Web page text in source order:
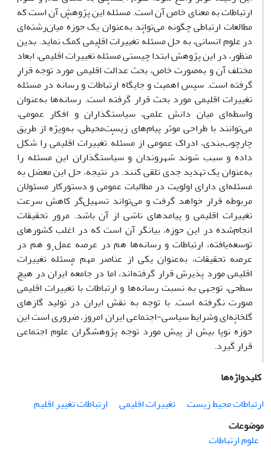
ارتباطات به معنای خاص آن است. مسئلهٔ این پژوهش آن است که
مطالعات ارتباطی چگونه می‌تواند به‌عنوان یک حوزهٔ میان‌رشته‌ای
در علوم انسانی، به حل مسئلهٔ تغییرات اقلیمی کمک نماید. بدین
منظور، در این پژوهش ابتدا چیستی مسئلهٔ تغییرات اقلیمی، ابعاد
مختلف آن و به‌صورت خاص، بحث عدالت اقلیمی مورد توجه قرار
گرفته است. سپس اهمیت و جایگاه ارتباطات و رسانه در مسئلهٔ
تغییرات اقلیمی مورد بحث قرار گرفته است. رسانه‌ها به‌عنوان
واسطه‌ای میان دانش علمی، سیاستگذاران و افکار عمومی،
می‌توانند با طراحی موثر پیام‌های زیست‌محیطی، به‌ویژه از طریق
چارچوب‌بندی، ادراک عمومی از مسئلهٔ تغییرات اقلیمی را شکل
داده و سبب شوند شهروندان و سیاستگذاران این مسئله را
به‌عنوان یک تهدید جدی تلقی کنند. در نتیجه، حل این معضل به
مسئله‌ای دارای اولویت در مطالبات عمومی و دستورکار مسئولان
مربوطه قرار خواهد گرفت و می‌تواند تسهیل‌گر کاهش سرعت
تغییرات اقلیمی و پیامدهای ناشی از آن باشد. مرور تحقیقات
انجام‌شده در این حوزه، بیانگر آن است که در اغلب کشورهای
توسعه‌یافته، ارتباطات و رسانه‌ها هم در عرصه عمل و هم در
عرصه تحقیقات، به‌عنوان یکی از عناصر مهم مسئلهٔ تغییرات
اقلیمی مورد پذیرش قرار گرفته‌اند، اما در جامعهٔ ایران در هیچ
سطحی، توجهی به نسبت رسانه‌ها و ارتباطات با تغییرات اقلیمی
صورت نگرفته است. با توجه به نقش ایران در تولید گازهای
گلخانه‌ای وشرایط سیاسی-اجتماعی ایران امروز، ضروری است این
حوزهٔ نوپا بیش از پیش مورد توجه پژوهشگران علوم اجتماعی
قرار گیرد.
کلیدواژه‌ها
ارتباطات محیط زیست
تغییرات اقلیمی
ارتباطات تغییر اقلیم
موضوعات
علوم ارتباطات